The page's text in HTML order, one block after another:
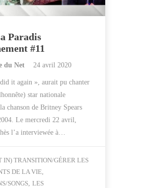
Paradis
#11
du Net 24 avril 2020
it again », aurait pu chanter
star nationale
chanson de Britney Spears
Le mercredi 22 avril,
l’a interviewée à…
IN) TRANSITION/GÉRER LES
DE LA VIE,
SONGS, LES